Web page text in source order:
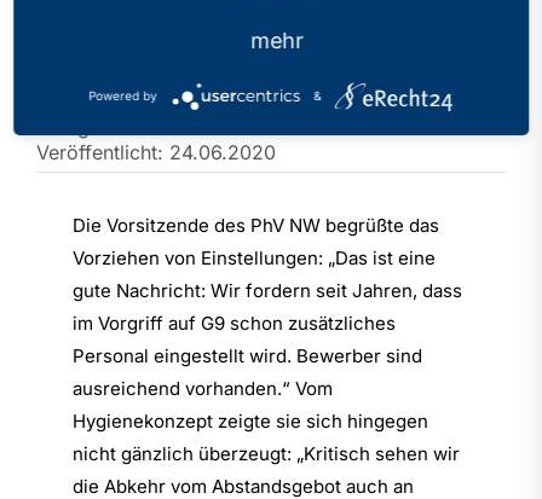
NRW stellt Lehrer früher
Veröffentlicht: 24.06.2020
Die Vorsitzende des PhV NW begrüßte das
Vorziehen von Einstellungen: „Das ist eine
gute Nachricht: Wir fordern seit Jahren, dass
im Vorgriff auf G9 schon zusätzliches
Personal eingestellt wird. Bewerber sind
ausreichend vorhanden.“ Vom
Hygienekonzept zeigte sie sich hingegen
nicht gänzlich überzeugt: „Kritisch sehen wir
die Abkehr vom Abstandsgebot auch an
mehr
Powered by &